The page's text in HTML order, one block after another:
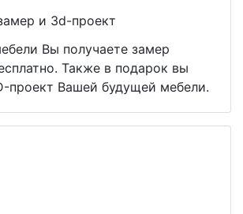
и 3d-проект
Вы получаете замер
Также в подарок вы
проект Вашей будущей мебели.